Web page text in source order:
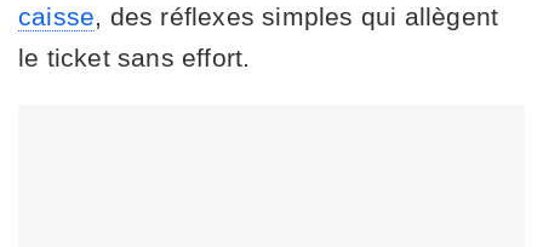
caisse , des réflexes simples qui allègent
le ticket sans effort.